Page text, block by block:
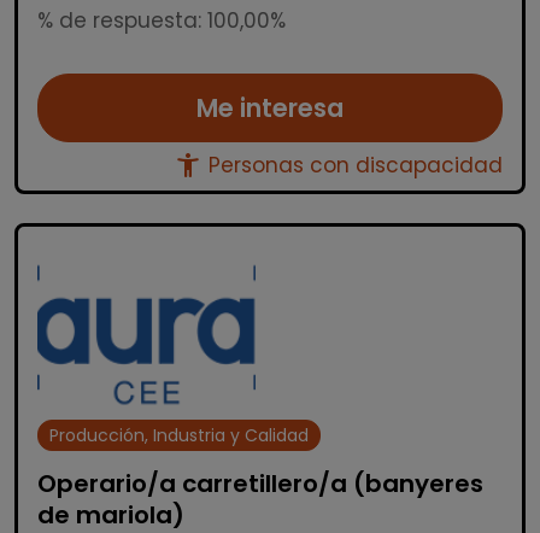
% de respuesta: 100,00%
Me interesa
accessibility_new Personas con discapacidad
Producción, Industria y Calidad
Operario/a carretillero/a (banyeres
de mariola)